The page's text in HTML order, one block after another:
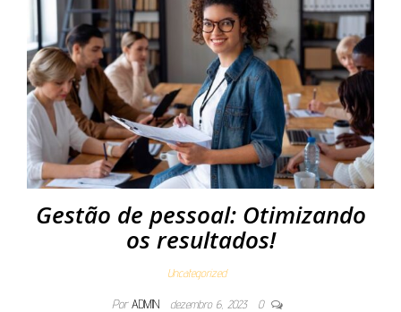
Gestão de pessoal: Otimizando
os resultados!
Uncategorized
Por ADMIN dezembro 6, 2023 0